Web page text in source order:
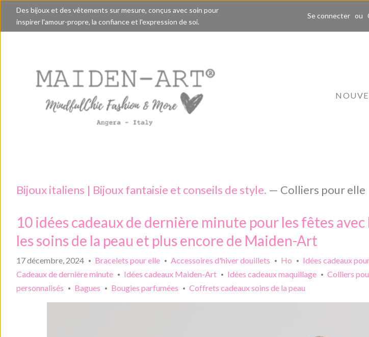
Des bijoux et des vêtements sur mesure, conçus avec soin pour
inspirer l'amour-propre, la confiance et l'expression de soi.
Se connecter ou
Bijoux italiens | Bijoux fantaisie et conseils de style. — Colliers pour elle
10 idées cadeaux de dernière minute pour les fêtes avec
les soins de la peau et plus encore de Maiden-Art
17 décembre, 2024 • Bracelets pour elle • Accessoires d'hiver douillets • Ho • Idées cadeaux
Cadeaux de dernière minute • Idées cadeaux Maiden-Art • Idées cadeaux maquillage • Colliers
personnalisés
• Bagues • Bougies parfumées • Coffrets cadeaux soins de la peau